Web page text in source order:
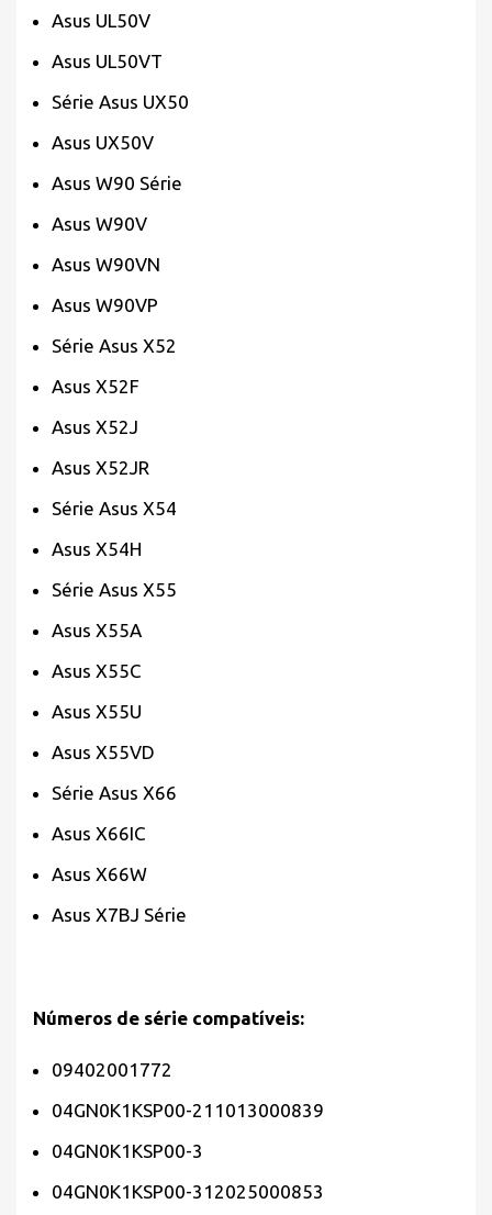
Asus UL50V
Asus UL50VT
Série Asus UX50
Asus UX50V
Asus W90 Série
Asus W90V
Asus W90VN
Asus W90VP
Série Asus X52
Asus X52F
Asus X52J
Asus X52JR
Série Asus X54
Asus X54H
Série Asus X55
Asus X55A
Asus X55C
Asus X55U
Asus X55VD
Série Asus X66
Asus X66IC
Asus X66W
Asus X7BJ Série
Números de série compatíveis:
09402001772
04GN0K1KSP00-211013000839
04GN0K1KSP00-3
04GN0K1KSP00-312025000853